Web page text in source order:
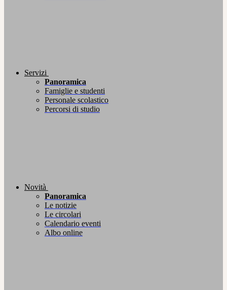
Servizi
Panoramica
Famiglie e studenti
Personale scolastico
Percorsi di studio
Novità
Panoramica
Le notizie
Le circolari
Calendario eventi
Albo online